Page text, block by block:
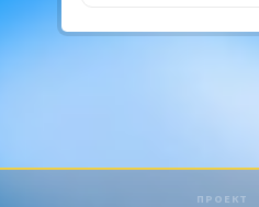
ПРОЕКТ